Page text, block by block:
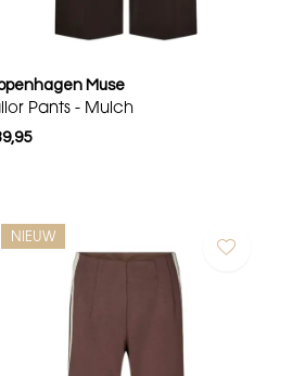
Muse
Pants - Mulch
NIEUW